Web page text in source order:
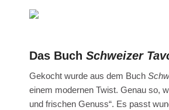
Das Buch Schweizer
Gekocht wurde aus dem Buch
einem modernen Twist. Genau so,
und frischen Genuss“. Es passt